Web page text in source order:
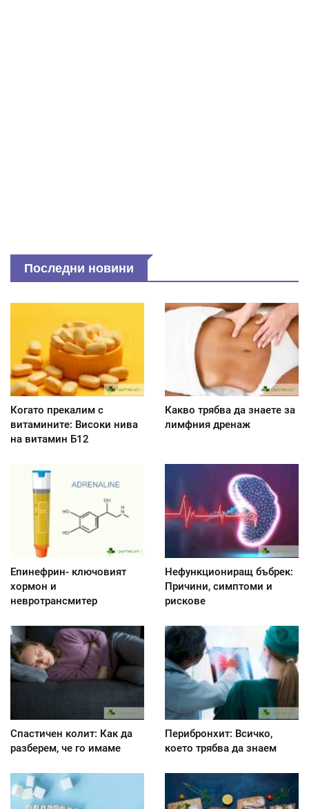
Последни новини
Когато прекалим с
витамините: Високи нива
на витамин Б12
Какво трябва да знаете за
лимфния дренаж
Епинефрин- ключовият
хормон и
невротрансмитер
Нефункциониращ бъбрек:
Причини, симптоми и
рискове
Спастичен колит: Как да
разберем, че го имаме
Перибронхит: Всичко,
което трябва да знаем